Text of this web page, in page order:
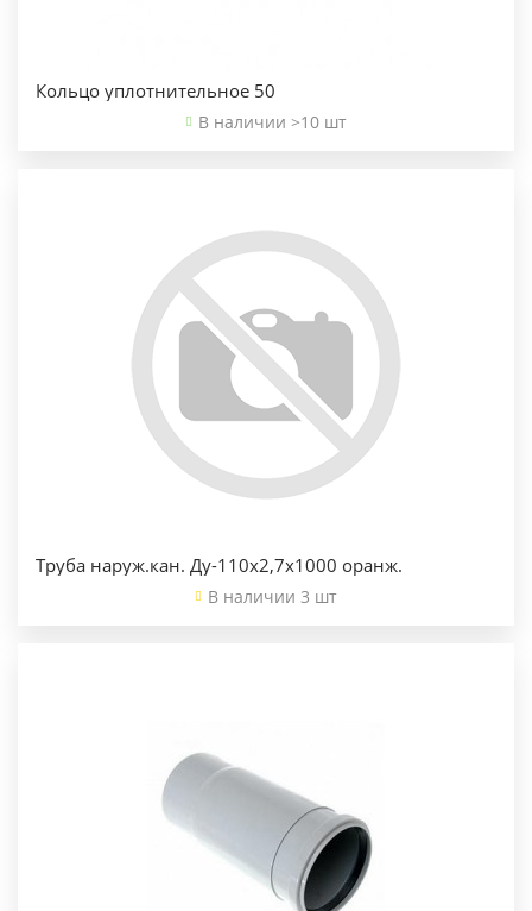
Кольцо уплотнительное 50
В наличии >10 шт
Труба наруж.кан. Ду-110х2,7х1000 оранж.
В наличии 3 шт